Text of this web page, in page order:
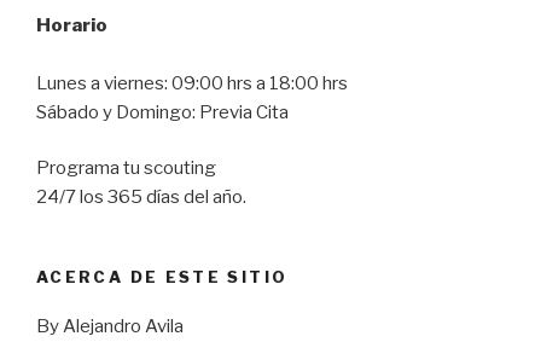
Horario
Lunes a viernes: 09:00 hrs a 18:00 hrs
Sábado y Domingo: Previa Cita
Programa tu scouting
24/7 los 365 días del año.
ACERCA DE ESTE SITIO
By Alejandro Avila